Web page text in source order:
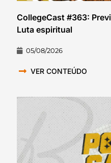
CollegeCast #363:
Luta espiritual
05/08/2026
VER CONTEÚDO